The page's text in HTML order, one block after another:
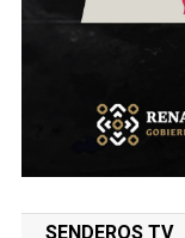
SENDEROS TV